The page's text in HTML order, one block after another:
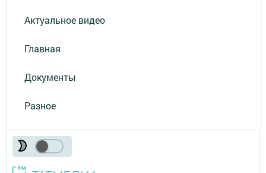
Актуальное видео
Главная
Документы
Разное